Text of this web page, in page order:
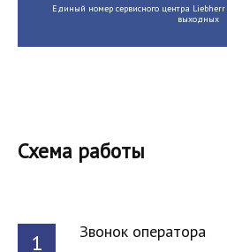
Единый номер сервисного центра Liebherr
выходных
Схема работы
Звонок оператора